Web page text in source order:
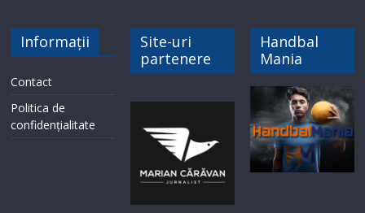
Informații
Contact
Politica de
confidențialitate
Site-uri
partenere
Handbal
Mania